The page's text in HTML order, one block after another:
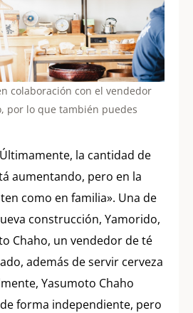
colaboración con el vendedor
por lo que también puedes
la cantidad de
aumentando, pero en la
como en familia». Una de
construcción, Yamorido,
Chaho, un vendedor de té
además de servir cerveza
Yasumoto Chaho
forma independiente, pero